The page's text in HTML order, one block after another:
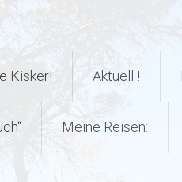
Kisker! Aktuell !
Meine Reisen: